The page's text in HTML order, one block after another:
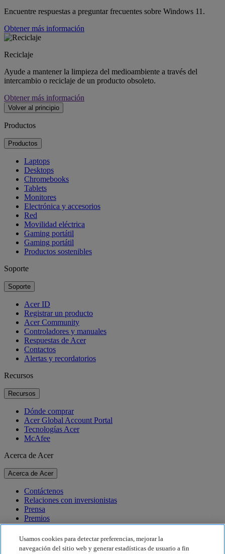
Encuentre respuestas a preguntar frecuentes sobre Windows 11.
Obtener más información
Reciclaje
Ayude a mantener la limpieza del medioambiente a través del
intercambio o reciclaje de un producto obsoleto.
Obtener más información
Volver al principio
Productos
Productos
Laptops
Desktops
Chromebooks
Tablets
Monitores
Electrónica y accesorios
Red
Movilidad eléctrica
Gaming portátil
Gaming portátil
Productos sostenibles
Soporte
Soporte
Acer ID
Registrar un producto
Acer Community
Controladores y manuales
Respuestas de Acer
Contactos
Alertas y recordatorios
Recursos
Recursos
Dónde comprar
Acer Global Account Portal
Tecnologías Acer
McAfee
Acerca de Acer
Acerca de Acer
Contáctenos
Relaciones con inversionistas
Prensa
Premios
Eventos
Sostenibilidad
Usamos cookies para detectar preferencias, mejorar la
navegación del sitio web y generar estadísticas de usuario a fin